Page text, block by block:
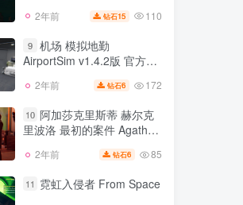
2年前 钻石15 110
9 机场 模拟地勤
AirportSim v1.4.2版 官方中
2年前 钻石6 172
10 阿加莎克里斯蒂 赫尔克
里波洛 最初的案件 Agatha
First Cases
2年前 钻石6 85
11 霓虹入侵者 From Space